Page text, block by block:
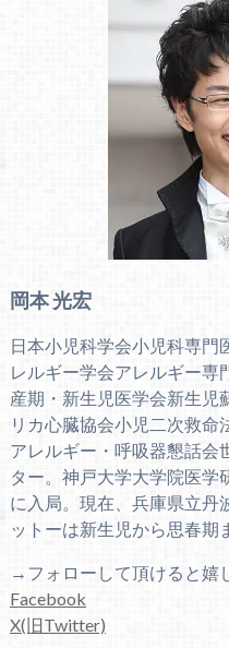
岡本 光宏
日本小児科学会小児科専門
レルギー学会アレルギー専
産期・新生児医学会新生児
リカ心臓協会小児二次救命
アレルギー・呼吸器懇話会
ター。神戸大学大学院医学
に入局。現在、兵庫県立丹
ットーは新生児から思春期
→フォローして頂けると嬉
Facebook
X(旧Twitter)